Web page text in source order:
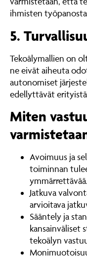
ihmisten työpanosta
5.
Tekoälymallien on
ne eivät aiheuta
autonomiset
edellyttävät
Miten
Avoimuus ja
toiminnan
ymmärrettävää.
Jatkuva
arvioitava
Sääntely ja
kansainväliset
tekoälyn